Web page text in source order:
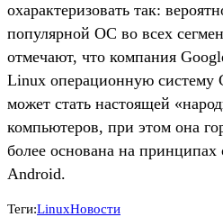
охарактеризовать так:
популярной ОС во всех
отмечают, что компания
Linux операционную систему
может стать настоящей
компьютеров, при этом она
более основана на принципах
Android.
Теги:LinuxНовости